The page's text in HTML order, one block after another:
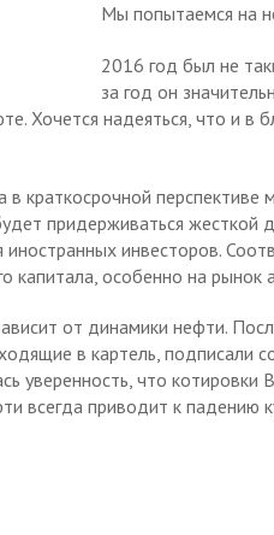
Мы попытаемся на
2016 год был не
за год он
Хочется надеяться, что и в
краткосрочной перспективе
придерживаться жесткой
инвесторов.
капитала, особенно на рынок
от динамики нефти.
в картель, подписали
уверенность, что
всегда приводит к падению